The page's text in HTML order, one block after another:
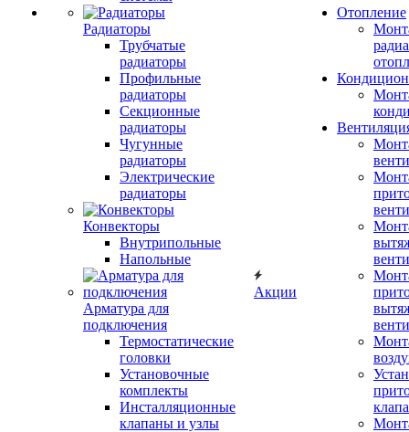
Радиаторы
Трубчатые
радиаторы
Профильные
радиаторы
Секционные
радиаторы
Чугунные
радиаторы
Электрические
радиаторы
Конвекторы
Внутрипольные
Напольные
Арматура для
подключения
Термостатические
головки
Установочные
комплекты
Инсталляционные
клапаны и узлы
Акции
Отопление